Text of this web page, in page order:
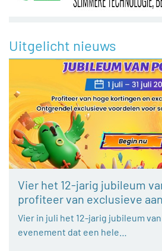
Uitgelicht nieuws
Vier het 12-jarig jubileum
profiteer van exclusieve
Vier in juli het 12-jarig jubileum van
evenement dat een hele…